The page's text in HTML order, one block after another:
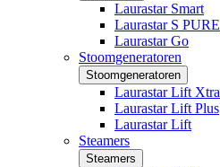
Laurastar Smart
Laurastar S PURE
Laurastar Go
Stoomgeneratoren
Stoomgeneratoren
Laurastar Lift Xtra
Laurastar Lift Plus
Laurastar Lift
Steamers
Steamers